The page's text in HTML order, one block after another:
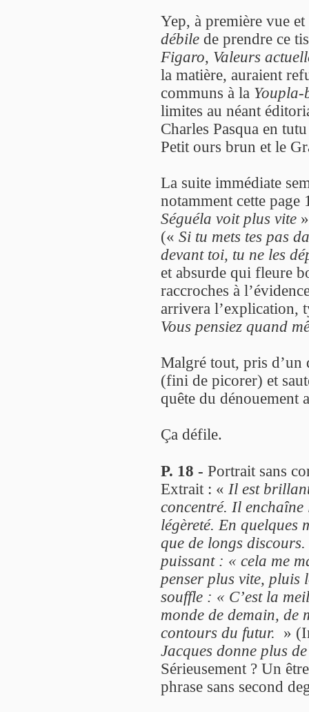
Yep, à première vue
débile de prendre ce
Figaro, Valeurs
la matière, auraient
communs à la Youpla-
limites au néant
Charles Pasqua en
Petit ours brun et le
La suite immédiate
notamment cette
Séguéla voit plus vite
(« Si tu mets tes pas
devant toi, tu ne les
et absurde qui fleure
raccroches à
arrivera l’explication,
Vous pensiez quand
Malgré tout, pris d’un
(fini de picorer) et
quête du dénouement
Ça défile.
P. 18 - Portrait sans
Extrait : « Il est
concentré. Il enchaîne
légèreté. En quelques
que de longs
puissant : « cela me
penser plus vite, pluis
souffle : « C’est la
monde de demain, de
contours du futur. »
Jacques donne plus
Sérieusement ? Un
phrase sans second